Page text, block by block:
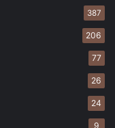
387
206
77
26
24
9